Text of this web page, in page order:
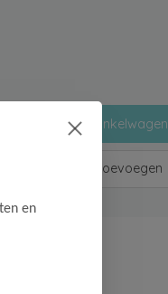
Toevoegen aan winkelwagen
Aan verlanglijst toevoegen
en